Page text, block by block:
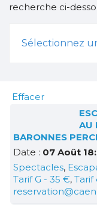
recherche ci-
Sélectionnez
Effacer
AU
BARONNES
Date : 07 Août
Spectacles,
Tarif G - 35 €,Tarif